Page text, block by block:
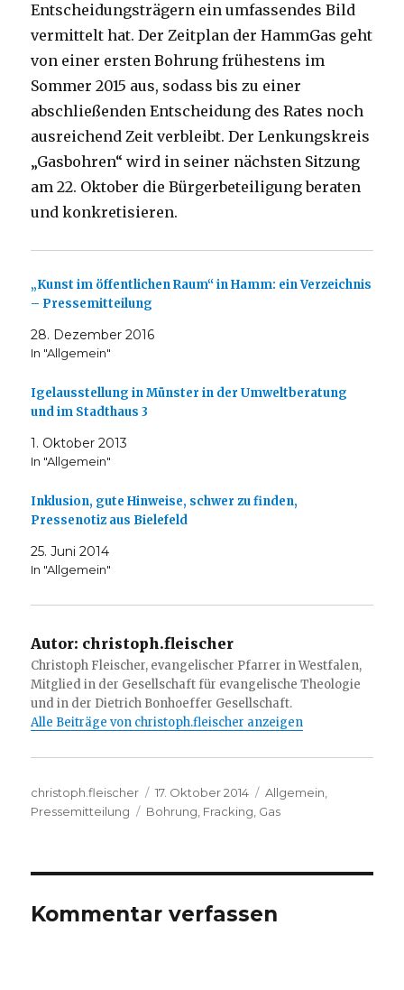
Entscheidungsträgern ein umfassendes Bild
vermittelt hat. Der Zeitplan der HammGas geht
von einer ersten Bohrung frühestens im
Sommer 2015 aus, sodass bis zu einer
abschließenden Entscheidung des Rates noch
ausreichend Zeit verbleibt. Der Lenkungskreis
„Gasbohren“ wird in seiner nächsten Sitzung
am 22. Oktober die Bürgerbeteiligung beraten
und konkretisieren.
„Kunst im öffentlichen Raum“ in Hamm: ein Verzeichnis
– Pressemitteilung
28. Dezember 2016
In "Allgemein"
Igelausstellung in Münster in der Umweltberatung
und im Stadthaus 3
1. Oktober 2013
In "Allgemein"
Inklusion, gute Hinweise, schwer zu finden,
Pressenotiz aus Bielefeld
25. Juni 2014
In "Allgemein"
Autor: christoph.fleischer
Christoph Fleischer, evangelischer Pfarrer in Westfalen,
Mitglied in der Gesellschaft für evangelische Theologie
und in der Dietrich Bonhoeffer Gesellschaft.
Alle Beiträge von christoph.fleischer anzeigen
Autor
christoph.fleischer
Veröffentlicht
am
17. Oktober 2014 Kategorien
Allgemein
Pressemitteilung
Schlagwörter
Bohrung Fracking Gas
Kommentar verfassen